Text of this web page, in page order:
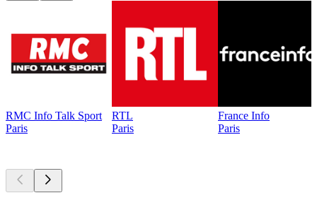
RMC Info Talk Sport
Paris
RTL
Paris
France Info
Paris